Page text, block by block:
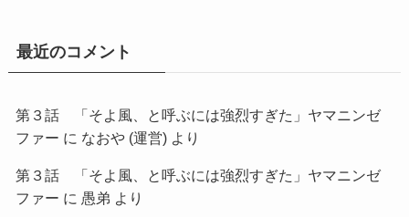
最近のコメント
第３話 「そよ風、と呼ぶには強烈すぎた」ヤマニンゼ
ファー に なおや (運営)より
第３話 「そよ風、と呼ぶには強烈すぎた」ヤマニンゼ
ファー に 愚弟 より